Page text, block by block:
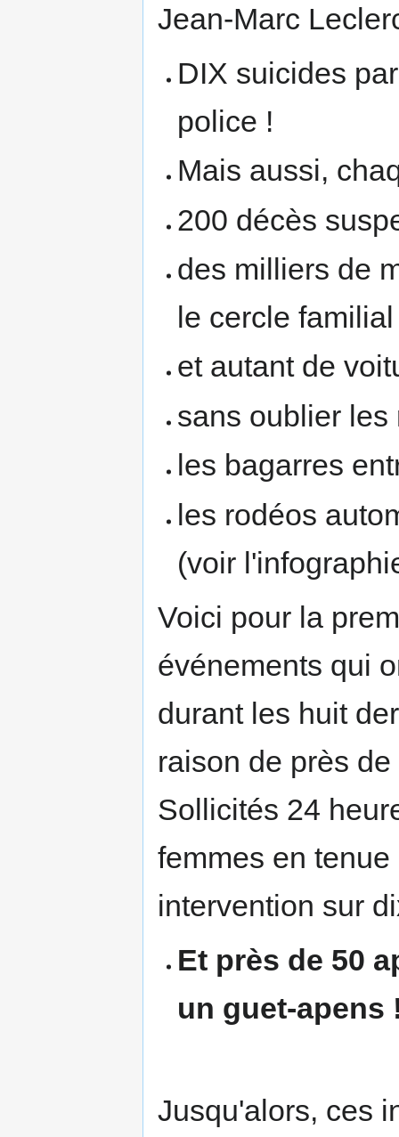
Jean-Marc
DIX suicides
police !
Mais aussi,
200 décès
des milliers de
le cercle
et autant de
sans oublier
les bagarres
les rodéos
(voir
Voici pour la
événements qui
durant les huit
raison de près
Sollicités 24
femmes en
intervention sur
Et près de 50
un guet-apens
Jusqu'alors, ces